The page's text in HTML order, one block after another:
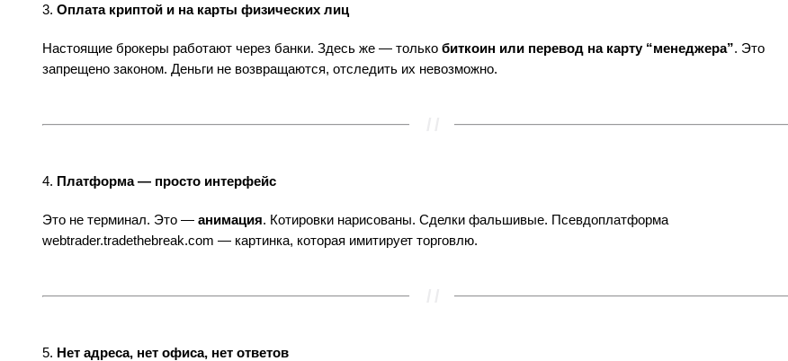
3. Оплата криптой и на карты физических лиц
Настоящие брокеры работают через банки. Здесь же — только биткоин или перевод на карту “менеджера”. Это
запрещено законом. Деньги не возвращаются, отследить их невозможно.
4. Платформа — просто интерфейс
Это не терминал. Это — анимация. Котировки нарисованы. Сделки фальшивые. Псевдоплатформа
webtrader.tradethebreak.com — картинка, которая имитирует торговлю.
5. Нет адреса, нет офиса, нет ответов